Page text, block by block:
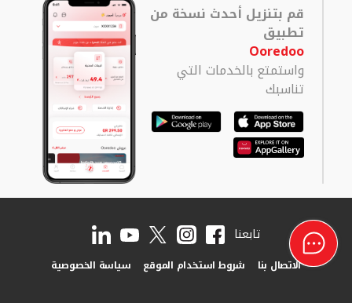
قم بتنزيل أحدث نسخة من
تطبيق
Ooredoo
واستمتع بالخدمات التي
تناسبك
تابعنا
الاتصال بنا شروط استخدام الموقع سياسة الخصوصية